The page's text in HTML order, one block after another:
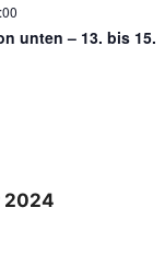
unten – 13. bis 15.
2024